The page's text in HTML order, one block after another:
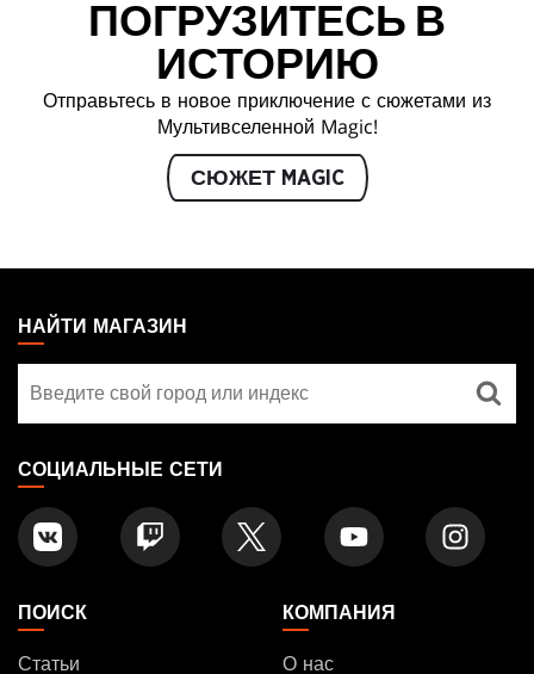
ПОГРУЗИТЕСЬ В
ИСТОРИЮ
Отправьтесь в новое приключение с сюжетами из
Мультивселенной Magic!
СЮЖЕТ MAGIC
THE
GATHERING
FOOTER
НАЙТИ МАГАЗИН
магазин
СОЦИАЛЬНЫЕ СЕТИ
ПОИСК
Статьи
КОМПАНИЯ
О нас